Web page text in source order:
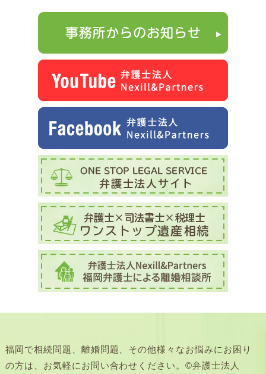
福岡で相続問題、離婚問題、その他様々なお悩みにお困り
の方は、お気軽にお問い合わせください。©弁護士法人